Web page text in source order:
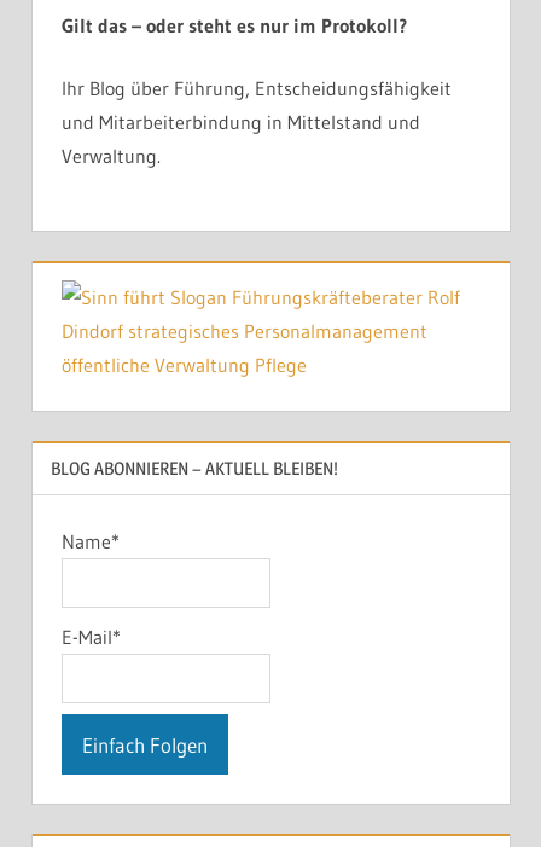
Gilt das – oder steht es nur im Protokoll?
Ihr Blog über Führung, Entscheidungsfähigkeit
und Mitarbeiterbindung in Mittelstand und
Verwaltung.
BLOG ABONNIEREN – AKTUELL BLEIBEN!
Name*
E-Mail*